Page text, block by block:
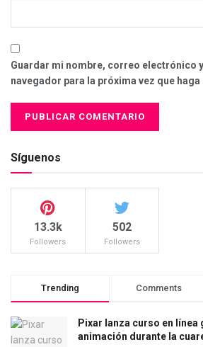
Guardar mi nombre, correo electrónico
navegador para la próxima vez que
Síguenos
13.3k
Followers
502
Followers
Trending Comments
Pixar lanza curso en
animación durante la